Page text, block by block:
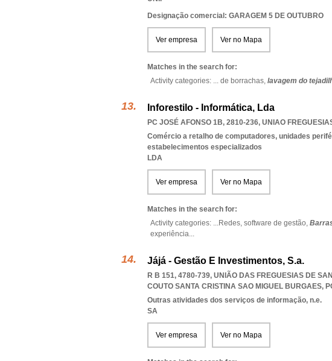
Designação comercial: GARAGEM 5 DE OUTUBRO
Ver empresa Ver no Mapa
Matches in the search for:
Activity categories: ... de borrachas, lavagem do
Inforestilo - Informática, Lda
PC JOSÉ AFONSO 1B, 2810-236, UNIAO
Comércio a retalho de computadores, unidades
estabelecimentos especializados
LDA
Ver empresa Ver no Mapa
Matches in the search for:
Activity categories: ...Redes, software de gestão,
experiência...
Jájá - Gestão E Investimentos, S.a.
R B 151, 4780-739, UNIÃO DAS FREGUESIAS DE
COUTO SANTA CRISTINA SAO MIGUEL BURGAES,
Outras atividades dos serviços de informação, n.e.
SA
Ver empresa Ver no Mapa